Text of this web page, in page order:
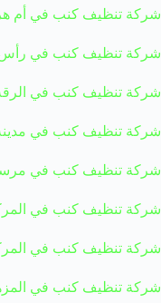
شركة تنظيف كنب في أم
شركة تنظيف كنب في رأس
شركة تنظيف كنب في
شركة تنظيف كنب في
شركة تنظيف كنب في
شركة تنظيف كنب في
شركة تنظيف كنب في المركز
شركة تنظيف كنب في